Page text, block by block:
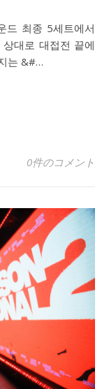
대로 대접전 끝에
는 &#…
0件のコメント